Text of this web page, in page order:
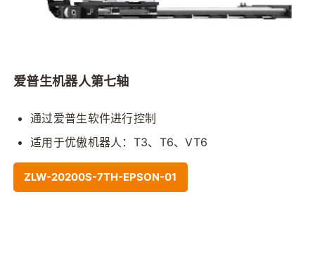
爱普生机器人第七轴
通过爱普生软件进行控制
适用于优傲机器人：T3、T6、VT6
ZLW-20200S-7TH-EPSON-01